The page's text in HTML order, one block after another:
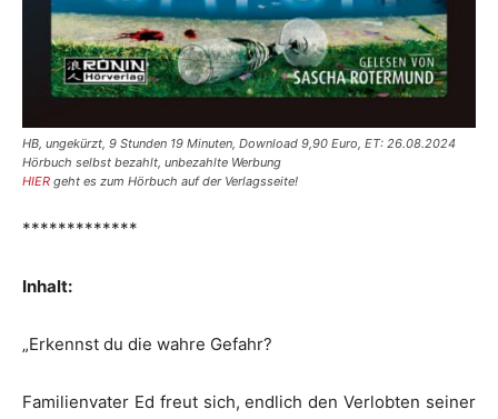
HB, ungekürzt, 9 Stunden 19 Minuten, Download 9,90 Euro, ET: 26.08.2024
Hörbuch selbst bezahlt, unbezahlte Werbung
HIER geht es zum Hörbuch auf der Verlagsseite!
*************
Inhalt:
„Erkennst du die wahre Gefahr?
Familienvater Ed freut sich, endlich den Verlobten seiner